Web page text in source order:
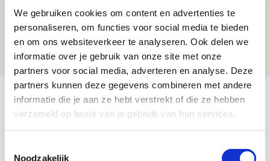
We gebruiken cookies om content en advertenties te
personaliseren, om functies voor social media te bieden
en om ons websiteverkeer te analyseren. Ook delen we
informatie over je gebruik van onze site met onze
partners voor social media, adverteren en analyse. Deze
partners kunnen deze gegevens combineren met andere
informatie die je aan ze hebt verstrekt of die ze hebben
verzameld op basis van je gebruik van hun services.
Noodzakelijk
Reis jij als mascotte mee naar uitduel
met Telstar?
06 AUGUSTUS 2026 - 13:04
PRIJSVRAAG
Bekijk meer
AGENDA
23
Selectiedag ballenjongens/-meiden